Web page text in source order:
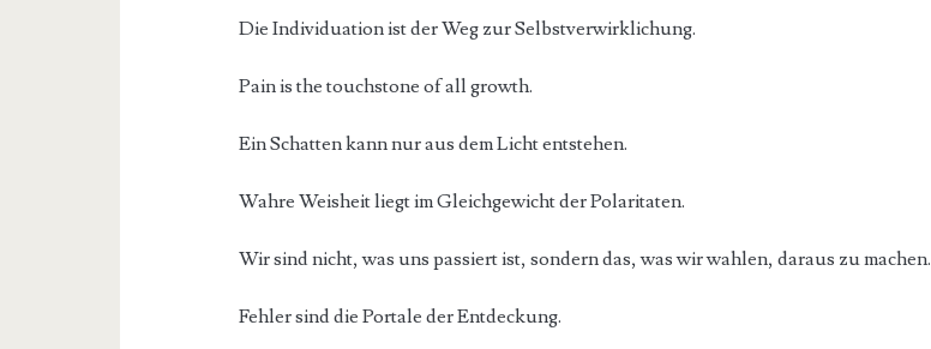
Die Individuation ist der Weg zur Selbstverwirklichung.
Pain is the touchstone of all growth.
Ein Schatten kann nur aus dem Licht entstehen.
Wahre Weisheit liegt im Gleichgewicht der Polaritaten.
Wir sind nicht, was uns passiert ist, sondern das, was wir wahlen, daraus zu machen.
Fehler sind die Portale der Entdeckung.